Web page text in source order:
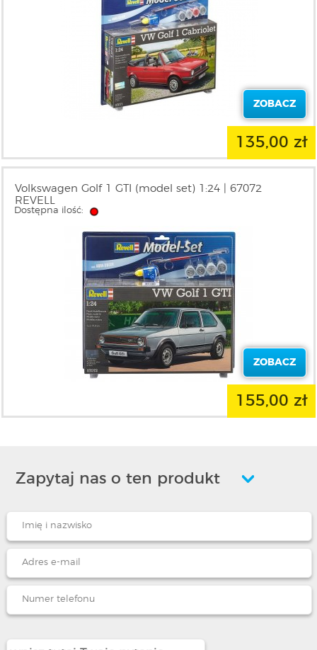
ZOBACZ
135,00 zł
Volkswagen Golf 1 GTI (model set) 1:24 | 67072
REVELL
Dostępna ilość:
ZOBACZ
155,00 zł
Zapytaj nas o ten produkt